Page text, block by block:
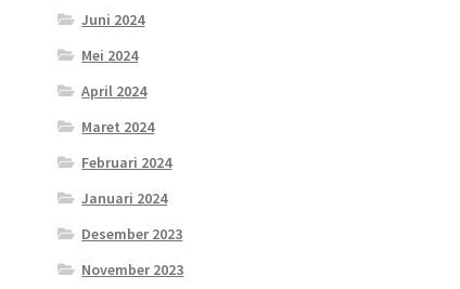
Juni 2024
Mei 2024
April 2024
Maret 2024
Februari 2024
Januari 2024
Desember 2023
November 2023